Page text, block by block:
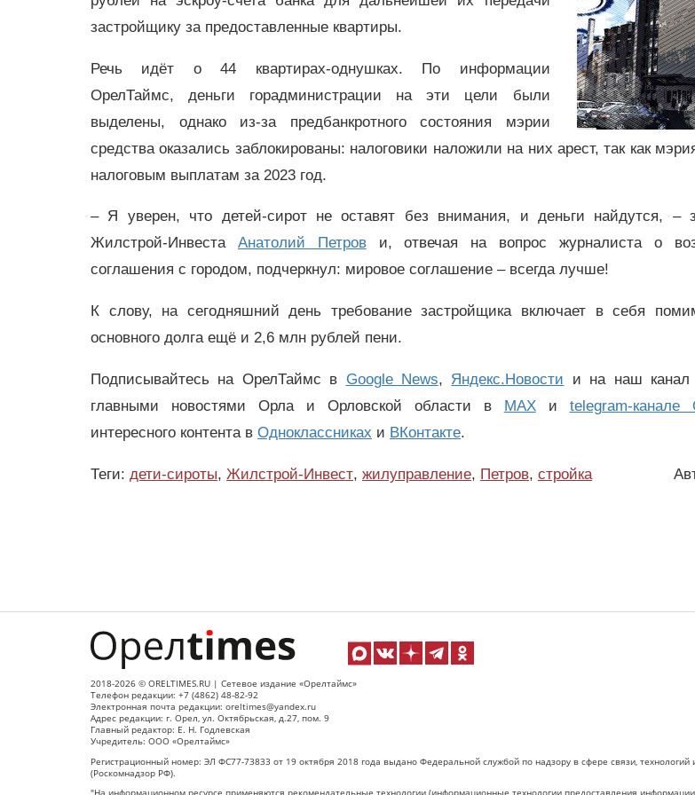
застройщику за предоставленные квартиры.
Речь идёт о 44 квартирах-однушках. По информации
ОрелТаймс, деньги горадминистрации на эти цели были
выделены, однако из-за предбанкротного состояния мэрии
средства оказались заблокированы: налоговики наложили на них арест, так как
налоговым выплатам за 2023 год.
– Я уверен, что детей-сирот не оставят без внимания, и деньги найдутся, –
Жилстрой-Инвеста Анатолий Петрови, отвечая на вопрос журналиста о
соглашения с городом, подчеркнул: мировое соглашение – всегда лучше!
К слову, на сегодняшний день требование застройщика включает в себя
основного долга ещё и 2,6 млн рублей пени.
Подписывайтесь на ОрелТаймс в Google News, Яндекс.Новости и на наш канал
главными новостями Орла и Орловской области в MAXи telegram-канале
интересного контента в Одноклассниках и ВКонтакте.
Теги: дети-сироты, Жилстрой-Инвест, жилуправление, Петров, стройка
2018-2026 © ORELTIMES.RU | Сетевое издание «Орелтаймс»
Телефон редакции: +7 (4862) 48-82-92
Электронная почта редакции: oreltimes@yandex.ru
Адрес редакции: г. Орел, ул. Октябрьская, д.27, пом. 9
Главный редактор: Е. Н. Годлевская
Учредитель: ООО «Орелтаймс»
Регистрационный номер: ЭЛ ФС77-73833 от 19 октября 2018 года выдано Федеральной службой по надзору в сфере связи, технологий
(Роскомнадзор РФ).